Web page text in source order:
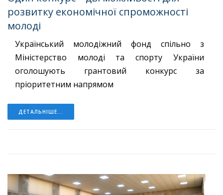
розвитку економічної спроможності
молоді
Український молодіжний фонд спільно з
Міністерство молоді та спорту України
оголошують грантовий конкурс за
пріоритетним напрямом
ДЕТАЛЬНІШЕ...